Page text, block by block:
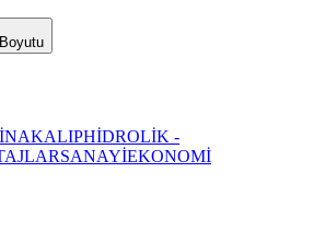
KALIPHİDROLİK -
SANAYİEKONOMİ